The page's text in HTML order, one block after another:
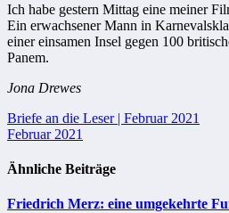
Ich habe gestern Mittag eine meiner
Ein erwachsener Mann in
einer einsamen Insel gegen 100
Panem.
Jona Drewes
Beitragsnavigation
Briefe an die Leser | Februar 2021
Februar 2021
Ähnliche Beiträge
Friedrich Merz: eine umgekehrte